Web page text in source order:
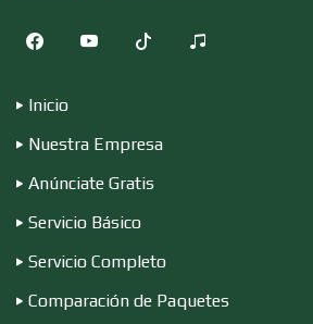
Compresores de aire
Computadoras
Conferencias Empresariales
Inicio
Nuestra Empresa
Anúnciate Gratis
Servicio Básico
Servicio Completo
Comparación de Paquetes